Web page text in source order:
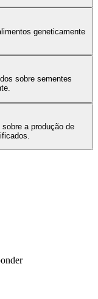
geneticamente
sobre sementes
a produção de